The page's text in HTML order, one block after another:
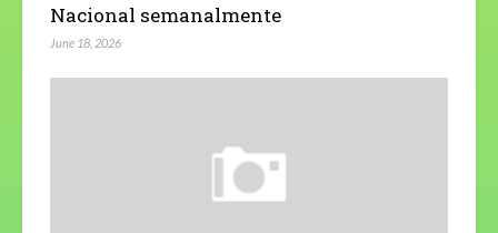
Nacional semanalmente
June 18, 2026